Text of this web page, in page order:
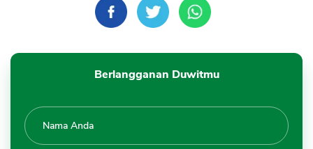
Berlangganan Duwitmu